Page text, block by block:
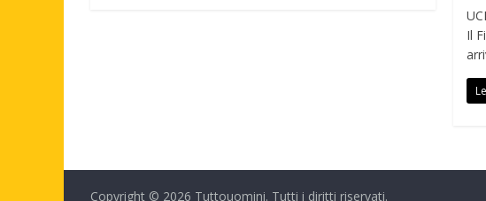
Il
Copyright © 2026 Tuttouomini. Tutti i diritti riservati.